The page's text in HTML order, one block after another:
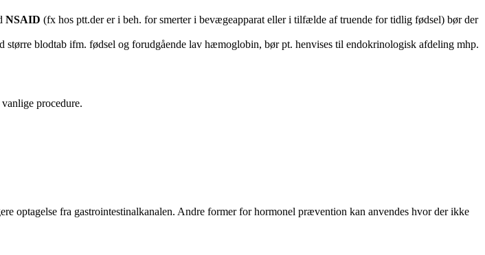
NSAID (fx hos ptt.der er i beh. for smerter i bevægeapparat eller i tilfælde af truende for tidlig fødsel) bør der
større blodtab ifm. fødsel og forudgående lav hæmoglobin, bør pt. henvises til endokrinologisk afdeling mhp.
procedure.
optagelse fra gastrointestinalkanalen. Andre former for hormonel prævention kan anvendes hvor der ikke